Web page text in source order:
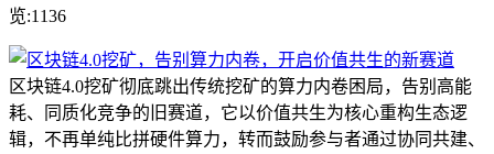
览:1136
区块链4.0挖矿彻底跳出传统挖矿的算力内卷困局，告别高能
耗、同质化竞争的旧赛道，它以价值共生为核心重构生态逻
辑，不再单纯比拼硬件算力，转而鼓励参与者通过协同共建、